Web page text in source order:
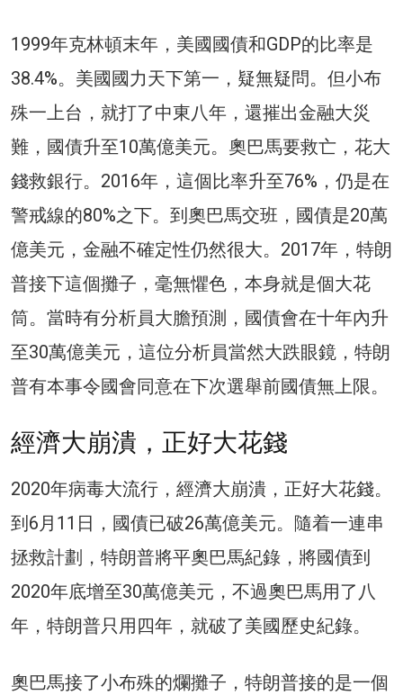
1999年克林頓末年，美國國債和GDP的比率是
38.4%。美國國力天下第一，疑無疑問。但小布
殊一上台，就打了中東八年，還摧出金融大災
難，國債升至10萬億美元。奧巴馬要救亡，花大
錢救銀行。2016年，這個比率升至76%，仍是在
警戒線的80%之下。到奧巴馬交班，國債是20萬
億美元，金融不確定性仍然很大。2017年，特朗
普接下這個攤子，毫無懼色，本身就是個大花
筒。當時有分析員大膽預測，國債會在十年內升
至30萬億美元，這位分析員當然大跌眼鏡，特朗
普有本事令國會同意在下次選舉前國債無上限。
經濟大崩潰，正好大花錢
2020年病毒大流行，經濟大崩潰，正好大花錢。
到6月11日，國債已破26萬億美元。隨着一連串
拯救計劃，特朗普將平奧巴馬紀錄，將國債到
2020年底增至30萬億美元，不過奧巴馬用了八
年，特朗普只用四年，就破了美國歷史紀錄。
奧巴馬接了小布殊的爛攤子，特朗普接的是一個